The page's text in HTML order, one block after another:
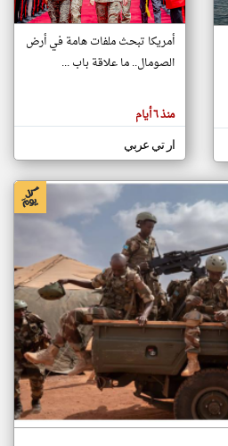
تغيير الدولة
اخبار الصومال على مدار الساعة
أهم اخبار الصومال العاجلة والمباشرة
أمريكا تبحث ملفات هامة في أرض
الصومال.. ما علاقة باب ...
منذ ٦ أيام
ار تي عربي
klyoum.com